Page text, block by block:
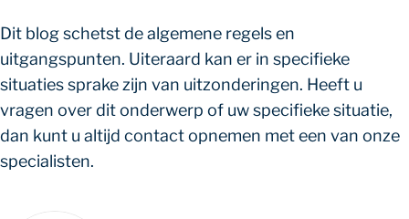
Dit blog schetst de algemene regels en
uitgangspunten. Uiteraard kan er in specifieke
situaties sprake zijn van uitzonderingen. Heeft u
vragen over dit onderwerp of uw specifieke situatie,
dan kunt u altijd contact opnemen met een van onze
specialisten.